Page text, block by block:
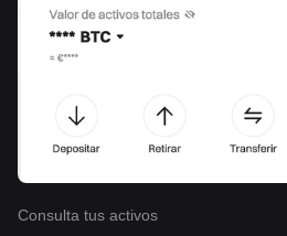
Consulta tus activos